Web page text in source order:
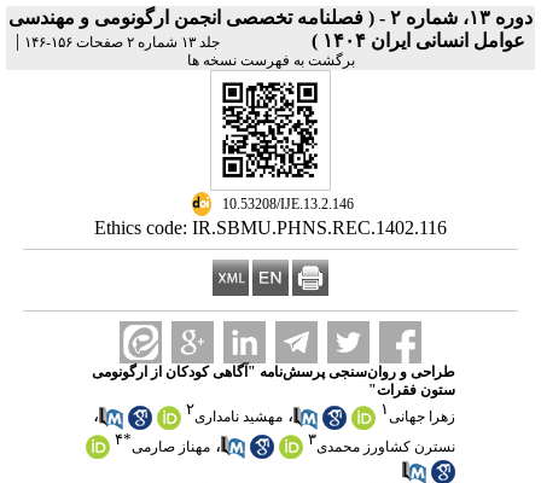
دوره ۱۳، شماره ۲ - ( فصلنامه تخصصی انجمن ارگونومی و مهندسی
عوامل انسانی ایران ۱۴۰۴ )
جلد ۱۳ شماره ۲ صفحات ۱۵۶-۱۴۶ |
برگشت به فهرست نسخه ها
‎ 10.53208/IJE.13.2.146
Ethics code: IR.SBMU.PHNS.REC.1402.116
طراحی و روان‌سنجی پرسش‌نامه "آگاهی کودکان از ارگونومی
ستون فقرات"
زهرا جهانی۱ ، مهشید نامداری۲ ،
نسترن کشاورز محمدی۳ ، مهناز صارمی*۴